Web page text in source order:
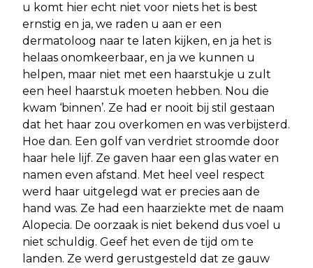
u komt hier echt niet voor niets het is best
ernstig en ja, we raden u aan er een
dermatoloog naar te laten kijken, en ja het is
helaas onomkeerbaar, en ja we kunnen u
helpen, maar niet met een haarstukje u zult
een heel haarstuk moeten hebben. Nou die
kwam ‘binnen’. Ze had er nooit bij stil gestaan
dat het haar zou overkomen en was verbijsterd.
Hoe dan. Een golf van verdriet stroomde door
haar hele lijf. Ze gaven haar een glas water en
namen even afstand. Met heel veel respect
werd haar uitgelegd wat er precies aan de
hand was. Ze had een haarziekte met de naam
Alopecia. De oorzaak is niet bekend dus voel u
niet schuldig. Geef het even de tijd om te
landen. Ze werd gerustgesteld dat ze gauw